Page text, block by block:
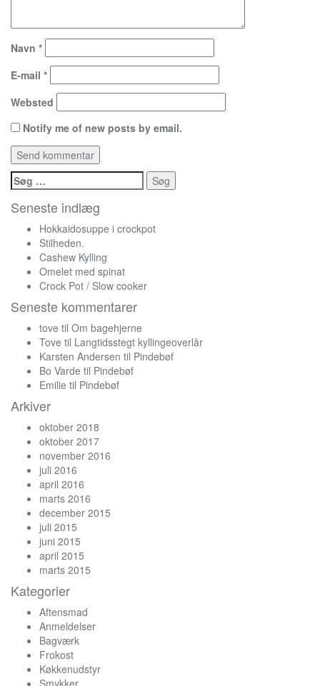
Navn *
E-mail *
Websted
Notify me of new posts by email.
Søg
efter:
Seneste indlæg
Hokkaidosuppe i crockpot
Stilheden.
Cashew Kylling
Omelet med spinat
Crock Pot / Slow cooker
Seneste kommentarer
tove til Om bagehjerne
Tove til Langtidsstegt kyllingeoverlår
Karsten Andersen til Pindebøf
Bo Varde til Pindebøf
Emilie til Pindebøf
Arkiver
oktober 2018
oktober 2017
november 2016
juli 2016
april 2016
marts 2016
december 2015
juli 2015
juni 2015
april 2015
marts 2015
Kategorier
Aftensmad
Anmeldelser
Bagværk
Frokost
Køkkenudstyr
Smykker